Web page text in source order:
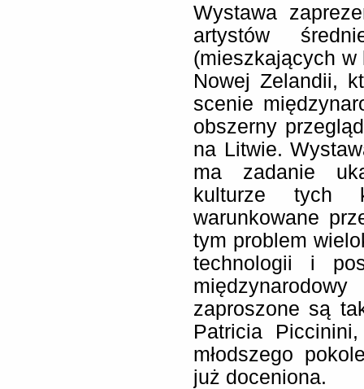
Wystawa
artystów
(mieszkających
Nowej Zelandii,
scenie
obszerny
na Litwie.
ma zadanie
kulturze tych
warunkowane
tym problem
technologii i
zaproszone są
Patricia
młodszego
już doceniona.